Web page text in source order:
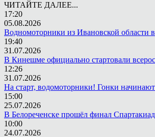
ЧИТАЙТЕ ДАЛЕЕ...
17:20
05.08.2026
Водномоторники из Ивановской области
19:40
31.07.2026
В Кинешме официально стартовали
12:26
31.07.2026
На старт, водомоторники! Гонки
15:00
25.07.2026
В Белореченске прошёл финал
10:00
24.07.2026